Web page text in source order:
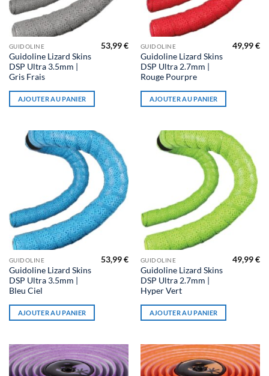
GUIDOLINE
Guidoline Lizard Skins
DSP Ultra 3.5mm |
Gris Frais
53,99€
AJOUTER AU PANIER
GUIDOLINE
Guidoline Lizard Skins
DSP Ultra 2.7mm |
Rouge Pourpre
49,99€
AJOUTER AU PANIER
GUIDOLINE
Guidoline Lizard Skins
DSP Ultra 3.5mm |
Bleu Ciel
53,99€
AJOUTER AU PANIER
GUIDOLINE
Guidoline Lizard Skins
DSP Ultra 2.7mm |
Hyper Vert
49,99€
AJOUTER AU PANIER